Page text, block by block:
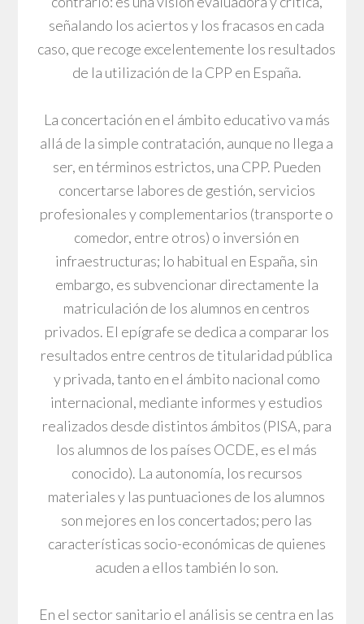
señalando los aciertos y los fracasos en cada
caso, que recoge excelentemente los resultados
de la utilización de la CPP en España.
La concertación en el ámbito educativo va más
allá de la simple contratación, aunque no llega a
ser, en términos estrictos, una CPP. Pueden
concertarse labores de gestión, servicios
profesionales y complementarios (transporte o
comedor, entre otros) o inversión en
infraestructuras; lo habitual en España, sin
embargo, es subvencionar directamente la
matriculación de los alumnos en centros
privados. El epígrafe se dedica a comparar los
resultados entre centros de titularidad pública
y privada, tanto en el ámbito nacional como
internacional, mediante informes y estudios
realizados desde distintos ámbitos (PISA, para
los alumnos de los países OCDE, es el más
conocido). La autonomía, los recursos
materiales y las puntuaciones de los alumnos
son mejores en los concertados; pero las
características socio-económicas de quienes
acuden a ellos también lo son.
En el sector sanitario el análisis se centra en las